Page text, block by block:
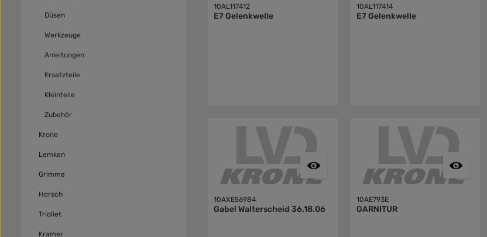
Düsen
Werkzeuge
Anleitungen
Ersatzteile
Kleinteile
Zubehör
Krone
Lemken
Grimme
Horsch
Trioliet
Kramer
10AL117412
E7 Gelenkwelle
10AL117414
E7 Gelenkwelle
10AXE56984
Gabel Walterscheid 36.18.06
10AE793E
GARNITUR